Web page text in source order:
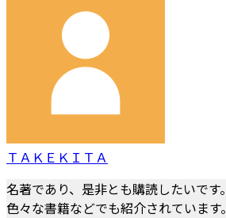
ＴＡＫＥＫＩＴＡ
名著であり、是非とも購読したいです。
色々な書籍などでも紹介されています。